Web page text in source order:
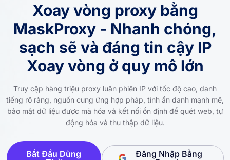
Xoay vòng proxy bằng
MaskProxy - Nhanh chóng,
sạch sẽ và đáng tin cậy IP
Xoay vòng ở quy mô lớn
Truy cập hàng triệu proxy luân phiên IP với tốc độ cao, danh
tiếng rõ ràng, nguồn cung ứng hợp pháp, tính ẩn danh mạnh mẽ,
bảo mật dữ liệu được mã hóa và kết nối ổn định để quét web, tự
động hóa và thu thập dữ liệu.
Bắt Đầu Dùng
Đăng Nhập Bằng